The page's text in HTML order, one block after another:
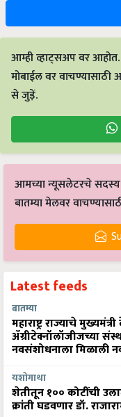
आम्ही व्हाट्सअप वर आहोत.
मोबाईल वर वाचण्यासाठी
से जुड़ें.
आमच्या न्यूसलेटरचे सदस्य
बातम्या मेलवर
Latest feeds
बातम्या
महाराष्ट्र राज्याचे
ॲग्रीटेक्नॉलॉजीजच्या
नवसंशोधनाला मिळाली
यशोगाथा
शेतीतून १०० कोटींची
क्रांती घडवणार डॉ.